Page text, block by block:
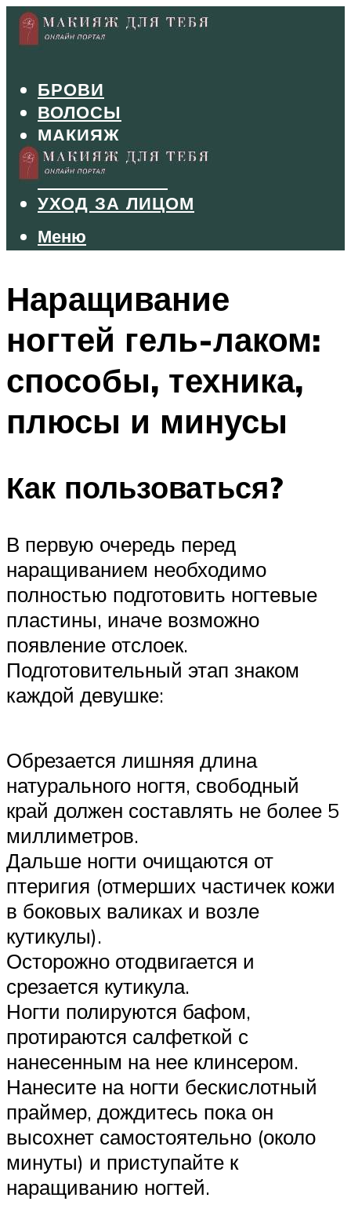
БРОВИ
ВОЛОСЫ
МАКИЯЖ
МАНИКЮР
ТУШЬ И ТЕНИ
УХОД ЗА ЛИЦОМ
Меню
Меню
Наращивание
ногтей гель-лаком:
способы, техника,
плюсы и минусы
Как пользоваться?
В первую очередь перед
наращиванием необходимо
полностью подготовить ногтевые
пластины, иначе возможно
появление отслоек.
Подготовительный этап знаком
каждой девушке:
Обрезается лишняя длина
натурального ногтя, свободный
край должен составлять не более 5
миллиметров.
Дальше ногти очищаются от
птеригия (отмерших частичек кожи
в боковых валиках и возле
кутикулы).
Осторожно отодвигается и
срезается кутикула.
Ногти полируются бафом,
протираются салфеткой с
нанесенным на нее клинсером.
Нанесите на ногти бескислотный
праймер, дождитесь пока он
высохнет самостоятельно (около
минуты) и приступайте к
наращиванию ногтей.